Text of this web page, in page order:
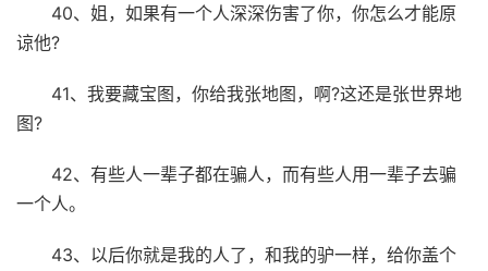
40、姐，如果有一个人深深伤害了你，你怎么才能原
谅他?
41、我要藏宝图，你给我张地图，啊?这还是张世界地
图?
42、有些人一辈子都在骗人，而有些人用一辈子去骗
一个人。
43、以后你就是我的人了，和我的驴一样，给你盖个